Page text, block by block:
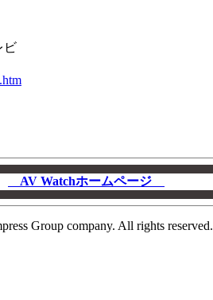
ビ
AV Watchホームページ
Group company. All rights reserved.